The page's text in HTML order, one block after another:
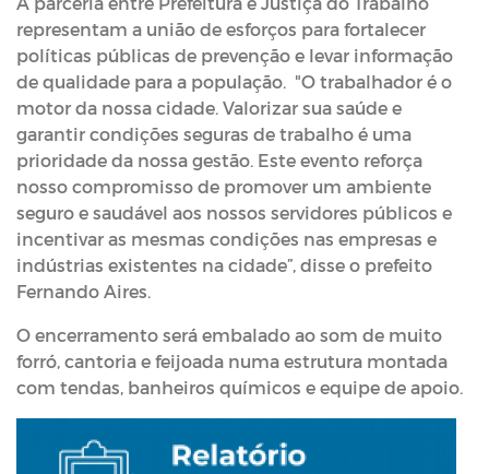
representam a união de esforços para fortalecer
políticas públicas de prevenção e levar informação
de qualidade para a população. "O trabalhador é o
motor da nossa cidade. Valorizar sua saúde e
garantir condições seguras de trabalho é uma
prioridade da nossa gestão. Este evento reforça
nosso compromisso de promover um ambiente
seguro e saudável aos nossos servidores públicos e
incentivar as mesmas condições nas empresas e
indústrias existentes na cidade”, disse o prefeito
Fernando Aires.
O encerramento será embalado ao som de muito
forró, cantoria e feijoada numa estrutura montada
com tendas, banheiros químicos e equipe de apoio.